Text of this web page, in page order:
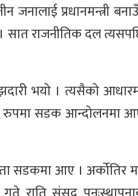
जनालाई प्रधानमन्त्री
सात राजनीतिक दल
भयो । त्यसैको
सडक आन्दोलनमा
सडकमा आए । अर्कोतिर